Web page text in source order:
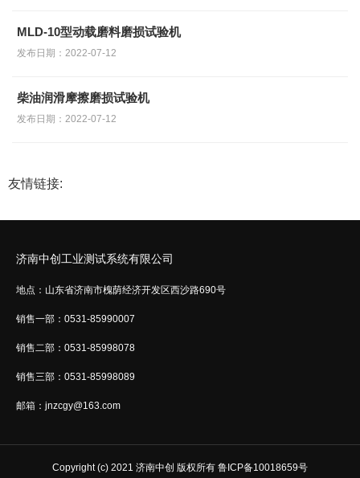
MLD-10型动载磨料磨损试验机
发布日期：2022-07-12
柴油润滑摩擦磨损试验机
发布日期：2022-07-12
友情链接:
济南中创工业测试系统有限公司
地点：山东省济南市槐荫经济开发区西沙路690号
销售一部：0531-85990007
销售二部：0531-85998078
销售三部：0531-85998089
邮箱：jnzcgy@163.com
Copyright (c) 2021 济南中创 版权所有 鲁ICP备10018659号